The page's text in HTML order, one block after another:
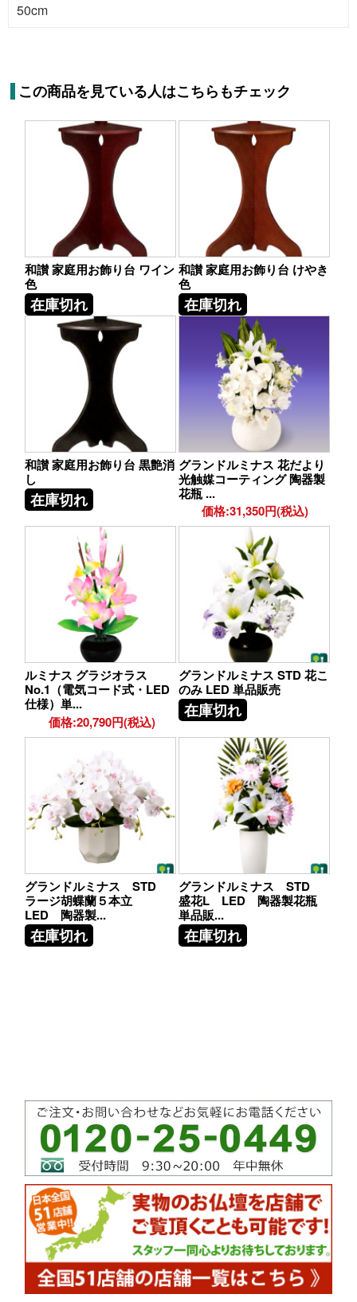
50cm
この商品を見ている人はこちらもチェック
和讃 家庭用お飾り台 ワイン
色
在庫切れ
和讃 家庭用お飾り台 けやき
色
在庫切れ
和讃 家庭用お飾り台 黒艶消
し
在庫切れ
グランドルミナス 花だより
光触媒コーティング 陶器製
花瓶 ...
価格:31,350円(税込)
ルミナス グラジオラス
No.1（電気コード式・LED
仕様）単...
価格:20,790円(税込)
グランドルミナス STD 花こ
のみ LED 単品販売
在庫切れ
グランドルミナス STD
ラージ胡蝶蘭５本立
LED 陶器製...
在庫切れ
グランドルミナス STD
盛花L LED 陶器製花瓶
単品販...
在庫切れ